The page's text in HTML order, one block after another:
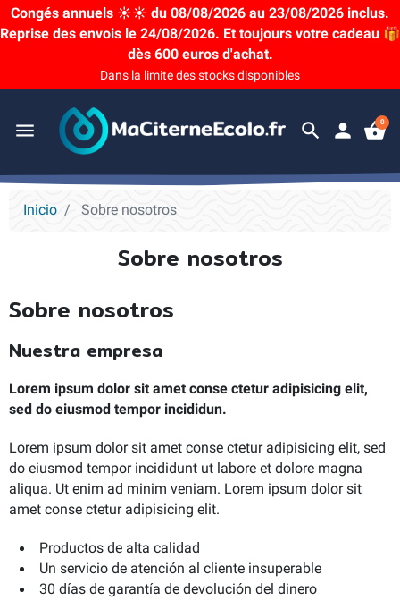
Congés annuels ☀️☀️ du 08/08/2026 au 23/08/2026 inclus.
Reprise des envois le 24/08/2026. Et toujours votre cadeau 🎁
dès 600 euros d'achat.
Dans la limite des stocks disponibles
menu search person shopping_basket
0
Inicio Sobre nosotros
Sobre nosotros
Sobre nosotros
Nuestra empresa
Lorem ipsum dolor sit amet conse ctetur adipisicing elit,
sed do eiusmod tempor incididun.
Lorem ipsum dolor sit amet conse ctetur adipisicing elit, sed
do eiusmod tempor incididunt ut labore et dolore magna
aliqua. Ut enim ad minim veniam. Lorem ipsum dolor sit
amet conse ctetur adipisicing elit.
Productos de alta calidad
Un servicio de atención al cliente insuperable
30 días de garantía de devolución del dinero